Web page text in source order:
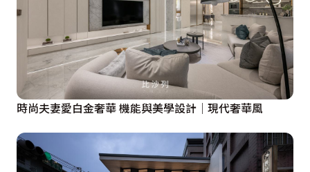
時尚夫妻愛白金奢華 機能與美學設計│現代奢華風